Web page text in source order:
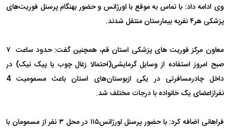
وی ادامه داد: با تماس به موقع با اورژانس و حضور بهنگام پرسنل فوریت‌های
پزشکی هر۴ نفربه بیمارستان منتقل شدند.
معاون مرکز فوریت های پزشکی استان قم، همچنین گفت: حدود ساعت ۷
‌صبح امروز استفاده از وسایل گرمایشی(احتمالا زغال چوب یا پیک نیک) در
داخل چادرمسافرتی در یکی ازبوستان‌های استان باعث مسمومیت 4
نفرازاعضای یک خانواده با درجات مختلف شد.
فراهانی اضافه کرد: با حضور پرسنل اورژانس۱۱۵ در محل ۳ نفر از مسمومان با